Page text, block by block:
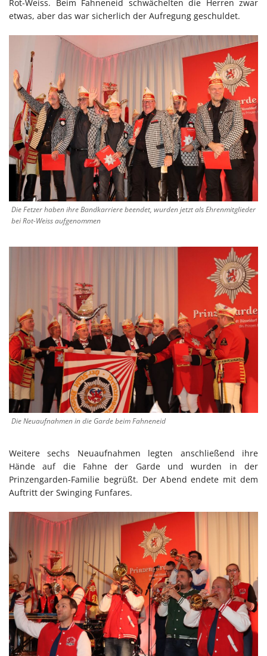
Rot-Weiss. Beim Fahneneid schwächelten die Herren zwar
etwas, aber das war sicherlich der Aufregung geschuldet.
Die Fetzer haben ihre Bandkarriere beendet, wurden jetzt als Ehrenmitglieder
bei Rot-Weiss aufgenommen
Die Neuaufnahmen in die Garde beim Fahneneid
Weitere sechs Neuaufnahmen legten anschließend ihre
Hände auf die Fahne der Garde und wurden in der
Prinzengarden-Familie begrüßt. Der Abend endete mit dem
Auftritt der Swinging Funfares.